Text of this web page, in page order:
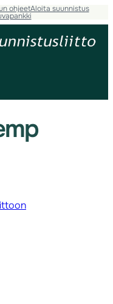
ohjeetAloita suunnistus